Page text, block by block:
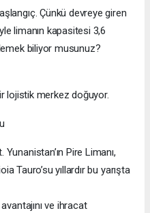
Çünkü devreye giren
limanın kapasitesi 3,6
biliyor musunuz?
lojistik merkez doğuyor.
Pire Limanı,
Tauro’su yıllardır bu yarışta
ve ihracat